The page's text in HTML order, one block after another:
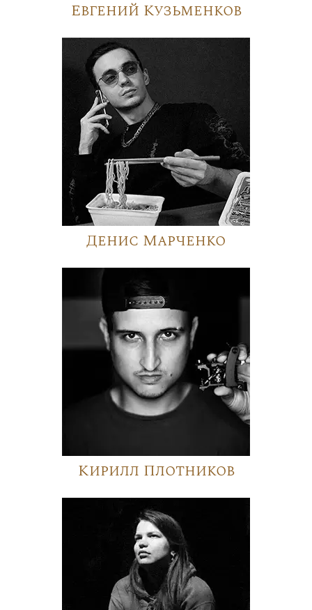
Евгений Кузьменков
Денис Марченко
Кирилл Плотников